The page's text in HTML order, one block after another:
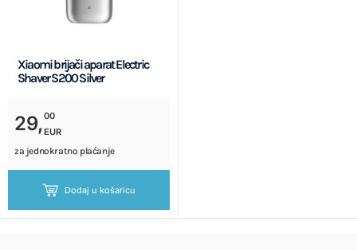
Xiaomi brijači aparat Electric
Shaver S200 Silver
29,00
EUR
za jednokratno plaćanje
Dodaj u košaricu